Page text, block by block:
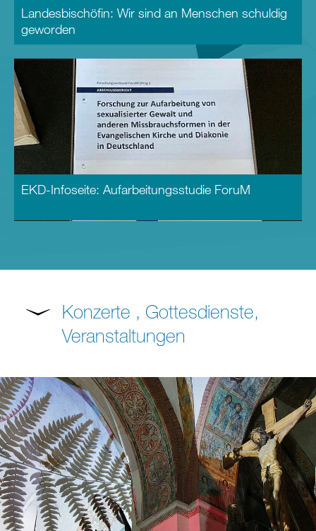
Landesbischöfin: Wir sind an Menschen schuldig
geworden
EKD-Infoseite: Aufarbeitungsstudie ForuM
Konzerte , Gottesdienste,
Veranstaltungen